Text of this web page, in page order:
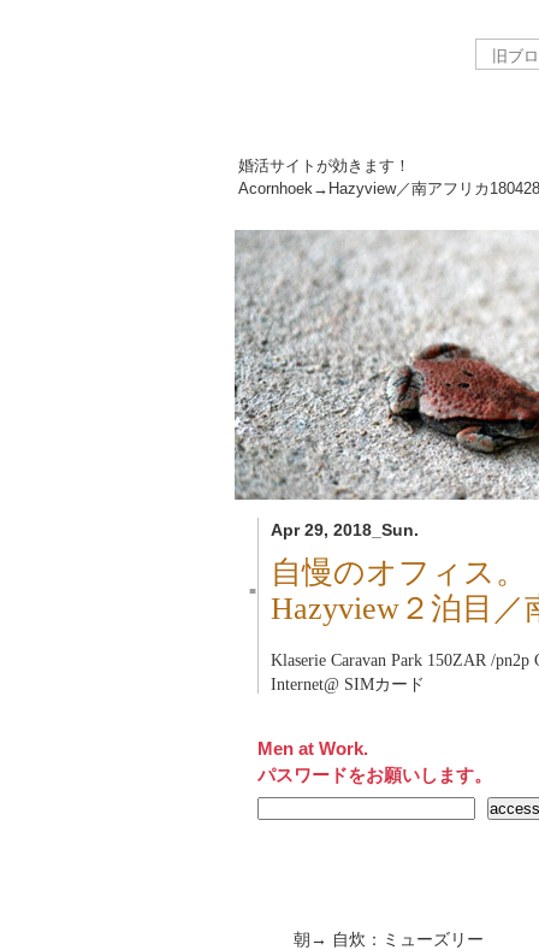
婚活サイトが効きます！
Acornhoek→Hazyview／南アフリカ 180428
Apr 29, 2018_Sun.
■
自慢のオフィス。
Hazyview２泊目
Klaserie Caravan Park 150ZAR /pn2p
Internet@ SIMカード
Men at Work.
パスワードをお願いします。
朝→ 自炊：ミューズリー